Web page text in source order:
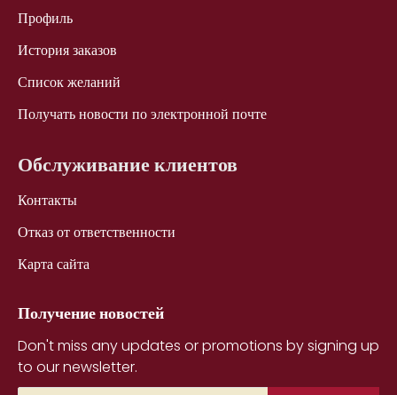
Профиль
История заказов
Список желаний
Получать новости по электронной почте
Обслуживание клиентов
Контакты
Отказ от ответственности
Карта сайта
Получение новостей
Don't miss any updates or promotions by signing up
to our newsletter.